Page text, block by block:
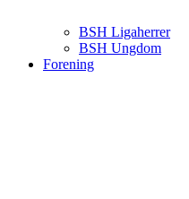
BSH Ligaherrer
BSH Ungdom
Forening